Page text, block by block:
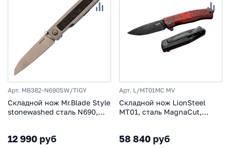
Арт. MB382-N690SW/TIGY
Складной нож Mr.Blade Style
stonewashed сталь N690,
12 990 руб
Арт. L/MT01MC MV
Складной нож LionSteel
MT01, сталь MagnaCut,
58 840 руб